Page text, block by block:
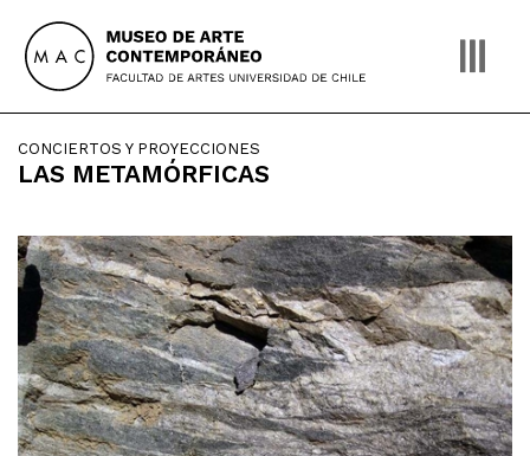
content
CONCIERTOS Y PROYECCIONES
LAS METAMÓRFICAS